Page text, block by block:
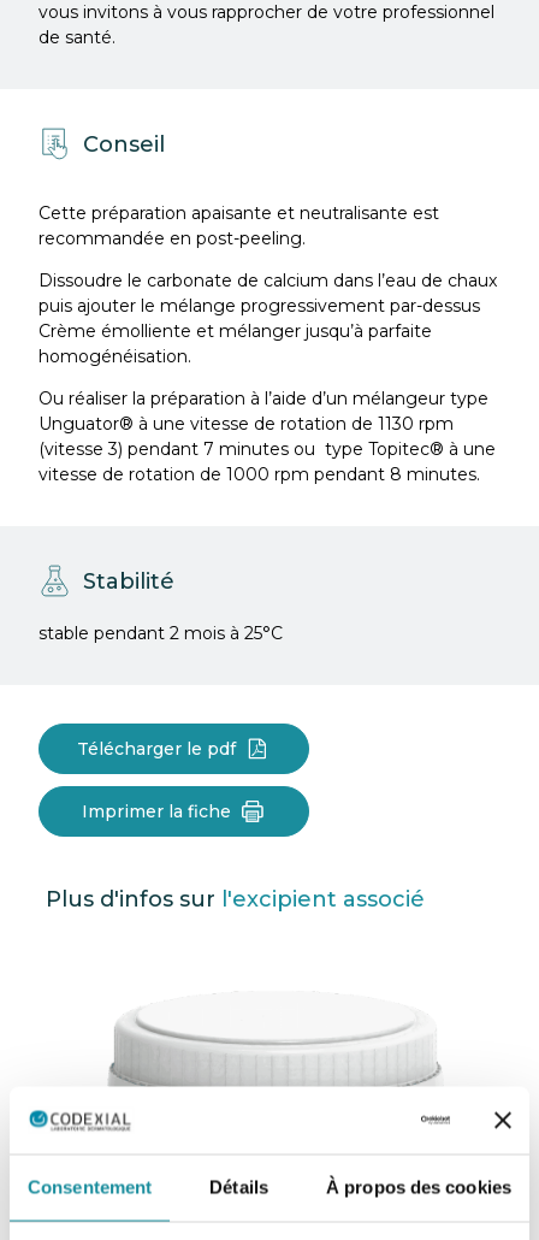
Consentement Détails À propos des cookies
vous invitons à vous rapprocher de votre professionnel
de santé.
Conseil
Cette préparation apaisante et neutralisante est
recommandée en post-peeling.
Dissoudre le carbonate de calcium dans l’eau de chaux
puis ajouter le mélange progressivement par-dessus
Crème émolliente et mélanger jusqu’à parfaite
homogénéisation.
Ou réaliser la préparation à l’aide d’un mélangeur type
Unguator® à une vitesse de rotation de 1130 rpm
(vitesse 3) pendant 7 minutes ou type Topitec® à une
vitesse de rotation de 1000 rpm pendant 8 minutes.
Stabilité
stable pendant 2 mois à 25°C
Télécharger le pdf
Imprimer la fiche
Plus d'infos sur l'excipient associé